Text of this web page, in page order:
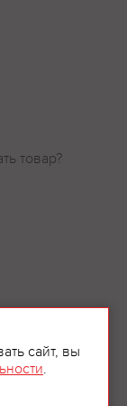
товар?
сайт, вы
.